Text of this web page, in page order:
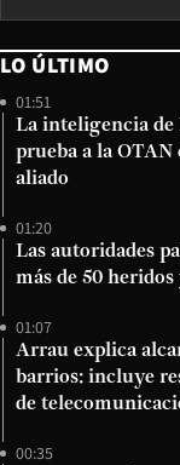
LO ÚLTIMO
01:51
La inteligencia de
prueba a la
aliado
01:20
Las autoridades
más de 50
01:07
Arrau explica
barrios: incluye
de
00:35